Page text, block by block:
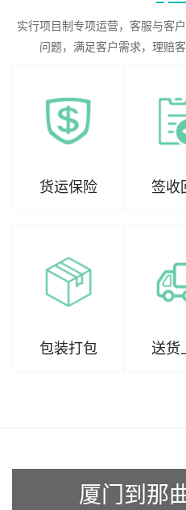
实行项目制专项运营，客服与客
问题，满足客户需求，理赔
货运保险 签收
包装打包 送货
厦门到那